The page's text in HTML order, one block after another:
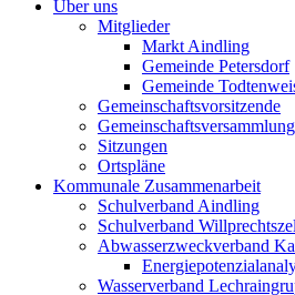
Über uns
Mitglieder
Markt Aindling
Gemeinde Petersdorf
Gemeinde
Gemeinschaftsvorsitzende
Gemeinschaftsversammlung
Sitzungen
Ortspläne
Kommunale Zusammenarbeit
Schulverband Aindling
Schulverband
Abwasserzweckverband
Wasserverband